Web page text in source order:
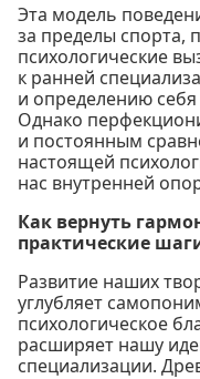
Эта модель
за пределы спорта,
психологические
к ранней
и определению
Однако
и постоянным
настоящей
нас внутренней
Как вернуть
практические
Развитие наших
углубляет
психологическое
расширяет нашу
специализации.